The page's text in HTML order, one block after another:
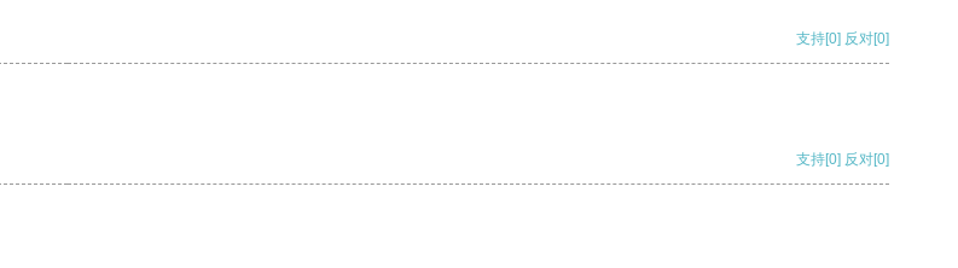
支持[0] 反对[0]
支持[0] 反对[0]